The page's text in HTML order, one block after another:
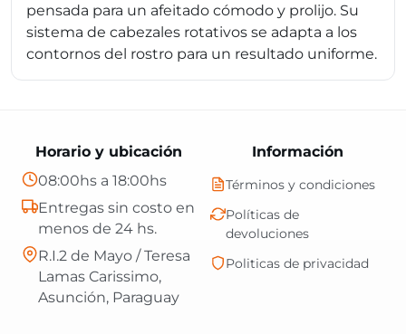
pensada para un afeitado cómodo y prolijo. Su
sistema de cabezales rotativos se adapta a los
contornos del rostro para un resultado uniforme.
Información
Términos y condiciones
Políticas de
devoluciones
Politicas de privacidad
Horario y ubicación
08:00hs a 18:00hs
Entregas sin costo en
menos de 24 hs.
R.I.2 de Mayo / Teresa
Lamas Carissimo,
Asunción, Paraguay